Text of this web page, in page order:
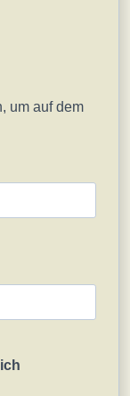
um auf dem